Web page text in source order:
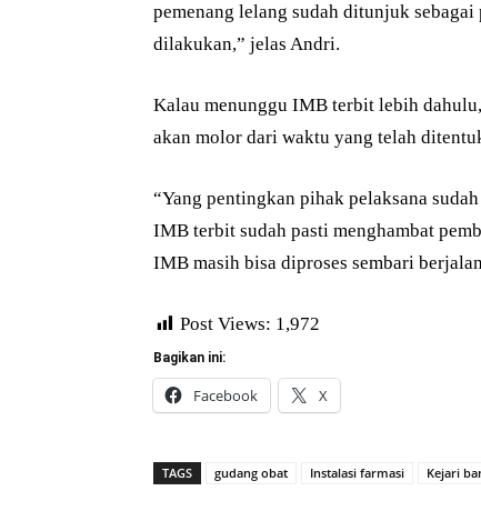
pemenang lelang sudah ditunjuk
dilakukan,” jelas Andri.
Kalau menunggu IMB terbit lebih
akan molor dari waktu yang telah
“Yang pentingkan pihak pelaksana
IMB terbit sudah pasti menghambat
IMB masih bisa diproses sembari
Post Views: 1,972
Bagikan ini:
Facebook X
TAGS gudang obat Instalasi farmasi Kejari